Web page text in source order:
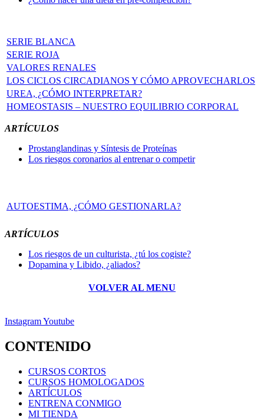
SERIE BLANCA
SERIE ROJA
VALORES RENALES
LOS CICLOS CIRCADIANOS Y CÓMO APROVECHARLOS
UREA, ¿CÓMO INTERPRETAR?
HOMEOSTASIS – NUESTRO EQUILIBRIO CORPORAL
ARTÍCULOS
Prostanglandinas y Síntesis de Proteínas
Los riesgos coronarios al entrenar o competir
AUTOESTIMA, ¿CÓMO GESTIONARLA?
ARTÍCULOS
Los riesgos de un culturista, ¿tú los cogiste?
Dopamina y Libido, ¿aliados?
VOLVER AL MENU
InstagramYoutube
CONTENIDO
CURSOS CORTOS
CURSOS HOMOLOGADOS
ARTÍCULOS
ENTRENA CONMIGO
MI TIENDA